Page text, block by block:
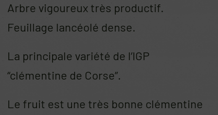
Arbre vigoureux très productif.
Feuillage lancéolé dense.
La principale variété de l’IGP
“clémentine de Corse”.
Le fruit est une très bonne clémentine